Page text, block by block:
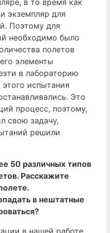
экземпляр для
Поэтому для
необходимо было
полетов
элементы
в лабораторию
испытания
Это
процесс, поэтому,
свою задачу,
решили
50 различных типов
Расскажите
в нештатные
в нашей работе,